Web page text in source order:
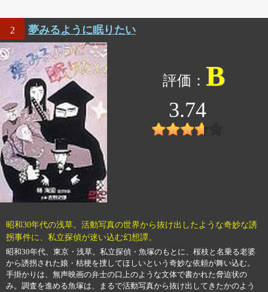
2 夢みるように眠りたい
B
3.74
昭和30年代の浅草。活動写真の世界から抜け出したような奇妙な誘
拐事件に、私立探偵が迷い込む幻想譚。
昭和30年代、東京・浅草。私立探偵・魚塚のもとに、桜枝と名乗る老婆
から誘拐された娘・桔梗を捜してほしいという奇妙な依頼が舞い込む。
手掛かりは、無声映画の弁士の口上のような文体で書かれた脅迫状の
み。調査を進める魚塚は、まるで活動写真から抜け出してきたかのよう